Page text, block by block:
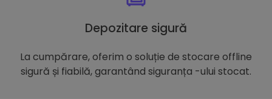
Depozitare sigură
La cumpărare, oferim o soluție de stocare offline
sigură și fiabilă, garantând siguranța -ului stocat.